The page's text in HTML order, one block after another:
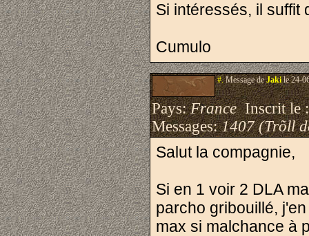
Si intéressés, il suffit
Cumulo
#.Message deJakile 24-
Pays:FranceInscrit le
Messages:1407 (Trõll
Salut la compagnie,
Si en 1 voir 2 DLA
parcho gribouillé,
max si malchance à